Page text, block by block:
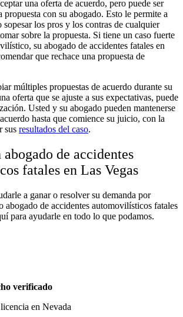
una oferta de acuerdo, pero puede ser
propuesta con su abogado. Esto le permite a
sopesar los pros y los contras de cualquier
sobre la propuesta. Si tiene un caso fuerte
su abogado de accidentes fatales en
que rechace una propuesta de
múltiples propuestas de acuerdo durante su
oferta que se ajuste a sus expectativas, puede
Usted y su abogado pueden mantenerse
hasta que comience su juicio, con la
sus resultados del caso.
de accidentes
fatales en Las Vegas
a ganar o resolver su demanda por
abogado de accidentes automovilísticos fatales
para ayudarle en todo lo que podamos.
verificado
en Nevada